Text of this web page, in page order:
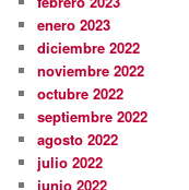
enero 2023
diciembre 2022
noviembre 2022
octubre 2022
septiembre 2022
agosto 2022
julio 2022
junio 2022